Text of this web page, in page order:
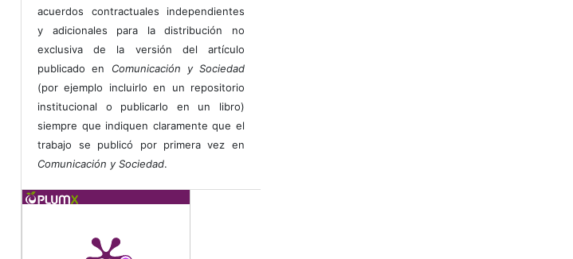
acuerdos contractuales independientes
y adicionales para la distribución no
exclusiva de la versión del artículo
publicado en Comunicación y Sociedad
(por ejemplo incluirlo en un repositorio
institucional o publicarlo en un libro)
siempre que indiquen claramente que el
trabajo se publicó por primera vez en
Comunicación y Sociedad.